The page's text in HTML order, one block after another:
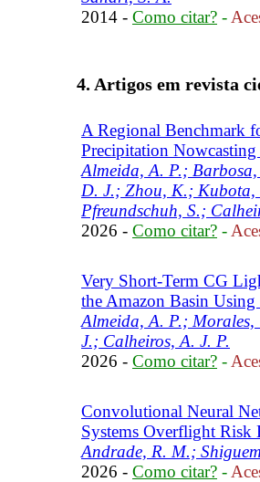
2014 - Como citar? -
4. Artigos em revista
A Regional Benchmark
Precipitation
Almeida, A. P.;
D. J.; Zhou, K.; Kubota,
Pfreundschuh, S.;
2026 - Como citar? -
Very Short-Term CG
the Amazon Basin
Almeida, A. P.;
J.; Calheiros, A. J. P.
2026 - Como citar? -
Convolutional Neural
Systems Overflight Risk
Andrade, R. M.;
2026 - Como citar? -